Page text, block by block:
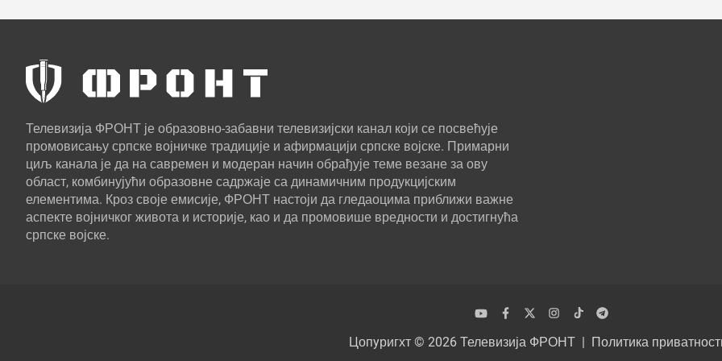
Телевизија ФРОНТ је образовно-забавни телевизијски канал који се посвећује
промовисању српске војничке традиције и афирмацији српске војске. Примарни
циљ канала је да на савремен и модеран начин обрађује теме везане за ову
област, комбинујући образовне садржаје са динамичним продукцијским
елементима. Кроз своје емисије, ФРОНТ настоји да гледаоцима приближи важне
аспекте војничког живота и историје, као и да промовише вредности и достигнућа
српске војске.
Цопyригхт © 2026 Телевизија ФРОНТ Политика